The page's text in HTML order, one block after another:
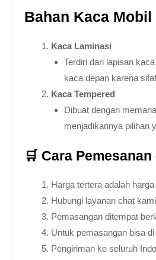
Bahan Kaca Mobil
Kaca Laminasi
Terdiri dari lapisan
kaca depan karena
Kaca Tempered
Dibuat dengan
menjadikannya pilihan
🛒 Cara
Harga tertera adalah
Hubungi layanan chat
Pemasangan ditempat
Untuk pemasangan bisa
Pengiriman ke seluruh